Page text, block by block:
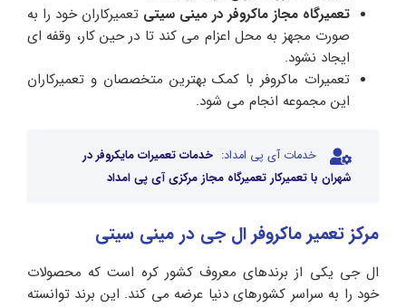
تعمیرگاه مجاز ماکروفر در مینی سیتی تعمیرکاران خود را به
صورت مجهز به محل اعزام می کند تا در حین کار، وقفه ای
ایجاد نشود.
تعمیرات ماکروفر با کمک بهترین متخصصان و تعمیرکاران
این مجموعه انجام می شود.
خدمات آی پی امداد: خدمات تعمیرات مایکروفر در
شهران با تعمیرکار تعمیرگاه مجاز مرکزی آی پی امداد
مرکز تعمیر ماکروفر ال جی در مینی سیتی
ال جی یکی از برندهای معروف کشور کره است که محصولات
خود را به سراسر کشورهای دنیا عرضه می کند. این برند توانسته